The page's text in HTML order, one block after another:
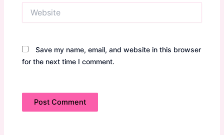
Save my name, email, and website in this browser
for the next time I comment.